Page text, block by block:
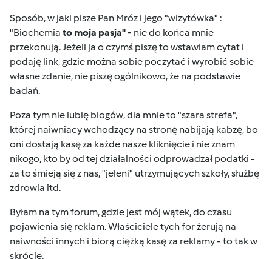
Sposób, w jaki pisze Pan Mróz i jego "wizytówka" :
"Biochemia to moja pasja" - nie do końca mnie
przekonują. Jeżeli ja o czymś piszę to wstawiam cytat i
podaję link, gdzie można sobie poczytać i wyrobić sobie
własne zdanie, nie piszę ogólnikowo, że na podstawie
badań.
Poza tym nie lubię blogów, dla mnie to "szara strefa",
której naiwniacy wchodzący na stronę nabijają kabzę, bo
oni dostają kasę za każde nasze kliknięcie i nie znam
nikogo, kto by od tej działalności odprowadzał podatki -
za to śmieją się z nas, "jeleni" utrzymujących szkoły, służbę
zdrowia itd.
Byłam na tym forum, gdzie jest mój wątek, do czasu
pojawienia się reklam. Właściciele tych for żerują na
naiwności innych i biorą ciężką kasę za reklamy - to tak w
skrócie.